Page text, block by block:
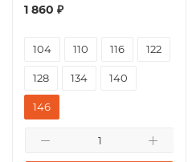
1 860 ₽
104 110 116 122
128 134 140
146